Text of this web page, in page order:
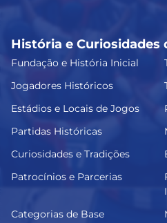
História e Curiosidades
Fundação e História Inicial
Jogadores Históricos
Estádios e Locais de Jogos
Partidas Históricas
Curiosidades e Tradições
Patrocínios e Parcerias
Categorias de Base